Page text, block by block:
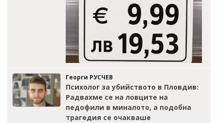
Георги РУСЧЕВ
Психолог за убийството в Пловдив:
Радвахме се на ловците на
педофили в миналото, а подобна
трагедия се очакваше